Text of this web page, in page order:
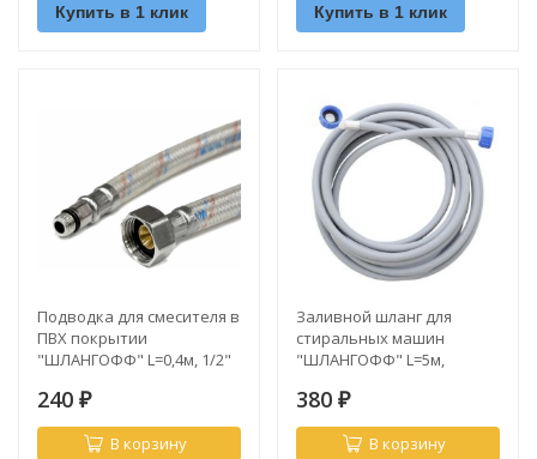
Купить в 1 клик Купить в 1 клик
Подводка для смесителя в
ПВХ покрытии
"ШЛАНГОФФ" L=0,4м, 1/2"
240 ₽
В корзину
Заливной шланг для
стиральных машин
"ШЛАНГОФФ" L=5м,
380 ₽
В корзину